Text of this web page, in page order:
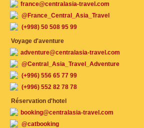
france@centralasia-travel.com
@France_Central_Asia_Travel
(+998) 50 508 95 99
Voyage d'aventure
adventure@centralasia-travel.com
@Central_Asia_Travel_Adventure
(+996) 556 65 77 99
(+996) 552 82 78 78
Réservation d'hotel
booking@centralasia-travel.com
@catbooking